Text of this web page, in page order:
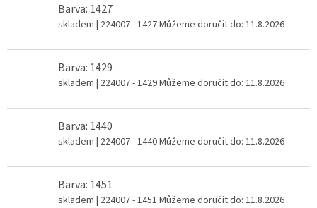
Barva: 1427
skladem | 224007 - 1427Můžeme doručit do: 11.8.2026
Barva: 1429
skladem | 224007 - 1429Můžeme doručit do: 11.8.2026
Barva: 1440
skladem | 224007 - 1440Můžeme doručit do: 11.8.2026
Barva: 1451
skladem | 224007 - 1451 Můžeme doručit do: 11.8.2026